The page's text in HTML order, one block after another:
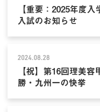
【重要：2025年度
入試のお知らせ
2024.08.28
【祝】第16回理美
勝・九州一の快挙